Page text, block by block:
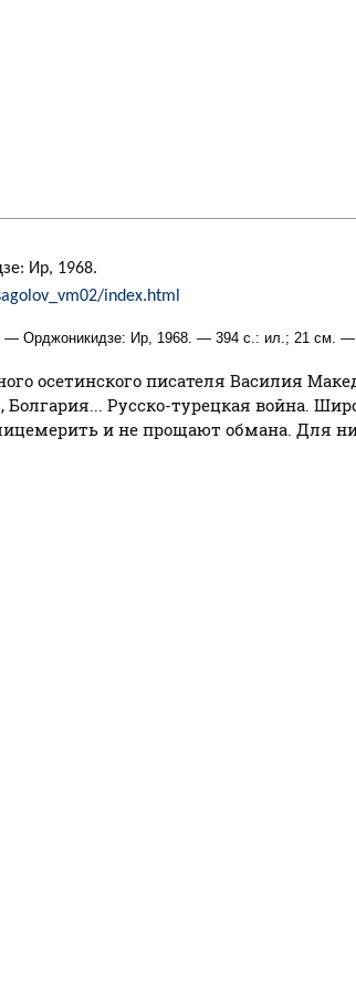
Ир, 1968.
index.html
Орджоникидзе: Ир, 1968. — 394 с.: ил.; 21 см. —
осетинского писателя Василия
Болгария... Русско-турецкая война.
и не прощают обмана. Для